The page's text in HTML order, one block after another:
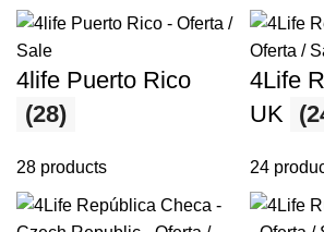
4life Puerto Rico
(28)
28 products
4Life
UK
24